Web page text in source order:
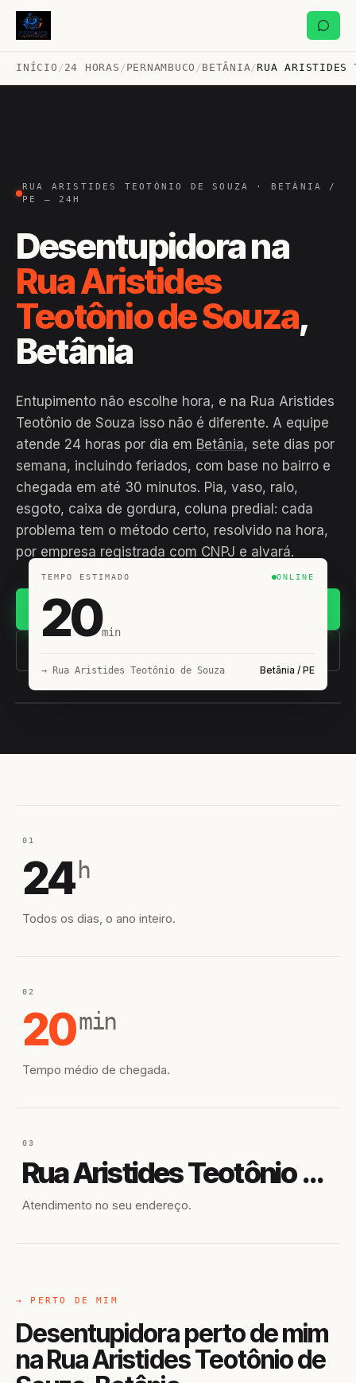
INÍCIO /24 HORAS /PERNAMBUCO /BETÂNIA/RUA ARISTIDES
RUA ARISTIDES TEOTÔNIO DE SOUZA · BETÂNIA /
PE — 24H
Desentupidora na
Rua Aristides
Teotônio de Souza,
Betânia
Entupimento não escolhe hora, e na Rua Aristides
Teotônio de Souza isso não é diferente. A equipe
atende 24 horas por dia em Betânia, sete dias por
semana, incluindo feriados, com base no bairro e
chegada em até 30 minutos. Pia, vaso, ralo,
esgoto, caixa de gordura, coluna predial: cada
problema tem o método certo, resolvido na hora,
por empresa registrada com CNPJ e alvará.
(11) 93407-8838
TEMPO ESTIMADO ONLINE
20min
→ Rua Aristides Teotônio de Souza Betânia / PE
01
24 h
Todos os dias, o ano inteiro.
02
20min
Tempo médio de chegada.
03
Rua Aristides Teotônio de Souza
Atendimento no seu endereço.
→ PERTO DE MIM
Desentupidora perto de mim
na Rua Aristides Teotônio de